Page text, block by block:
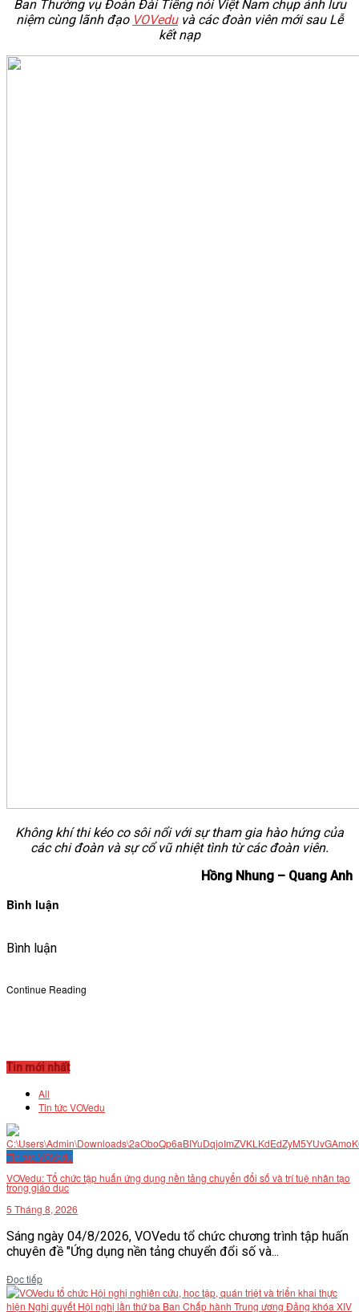
Ban Thường vụ Đoàn Đài Tiếng nói Việt Nam chụp ảnh lưu
niệm cùng lãnh đạo VOVeduvà các đoàn viên mới sau Lễ
kết nạp
Không khí thi kéo co sôi nổi với sự tham gia hào hứng của
các chi đoàn và sự cổ vũ nhiệt tình từ các đoàn viên.
Hồng Nhung – Quang Anh
Bình luận
Bình luận
Continue Reading
Tin mới nhất
All
Tin tức VOVedu
Tin tức VOVedu
VOVedu: Tổ chức tập huấn ứng dụng nền tảng chuyển đổi số và trí tuệ nhân tạo
trong giáo dục
5 Tháng 8, 2026
Sáng ngày 04/8/2026, VOVedu tổ chức chương trình tập huấn
chuyên đề "Ứng dụng nền tảng chuyển đổi số và...
Đọc tiếpDetails